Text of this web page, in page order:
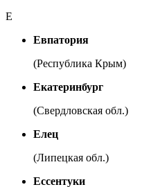
Е
Евпатория
(Республика Крым)
Екатеринбург
(Свердловская обл.)
Елец
(Липецкая обл.)
Ессентуки